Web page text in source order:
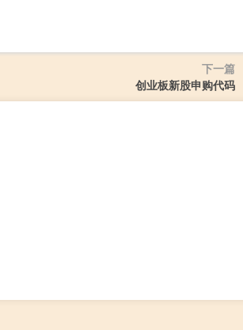
下一篇
创业板新股申购代码